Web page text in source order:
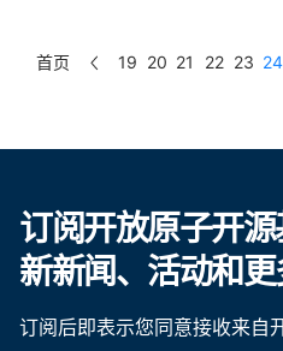
首页 19 20 21 22 23 24
订阅开放原子开
新新闻、活动和
订阅后即表示您同意接收来自